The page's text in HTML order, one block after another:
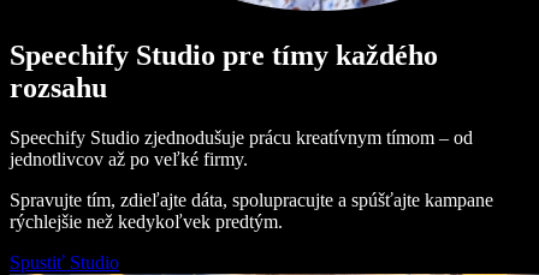
Speechify Studio pre tímy každého
rozsahu
Speechify Studio zjednodušuje prácu kreatívnym tímom – od
jednotlivcov až po veľké firmy.
Spravujte tím, zdieľajte dáta, spolupracujte a spúšťajte kampane
rýchlejšie než kedykoľvek predtým.
Spustiť Studio